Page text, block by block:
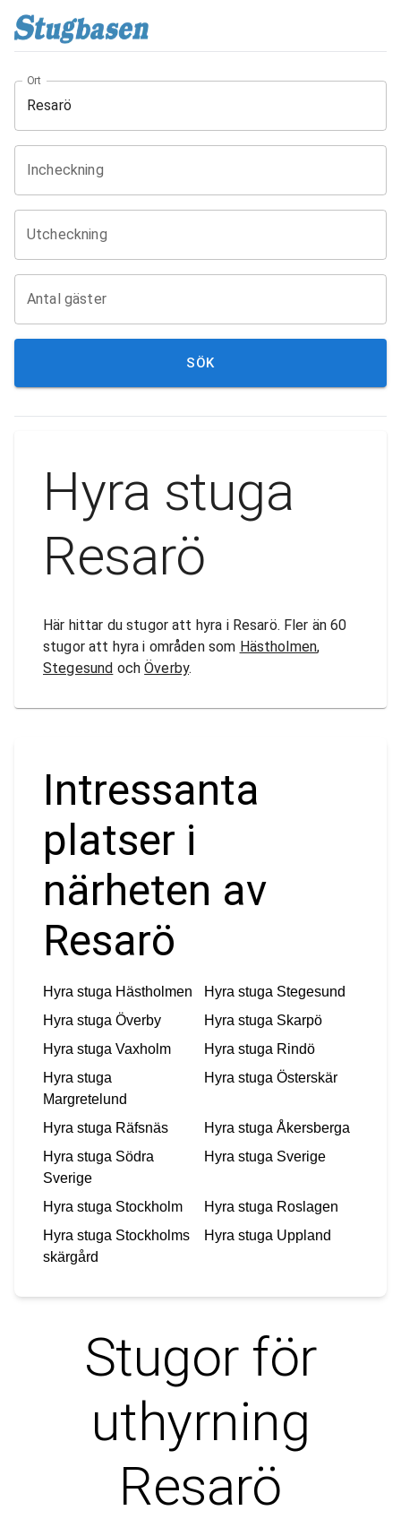
Ort
Incheckning
Utcheckning
Antal gäster
SÖK
Hyra stuga
Resarö
Här hittar du stugor att hyra i Resarö. Fler än 60
stugor att hyra i områden som Hästholmen,
Stegesund ochÖverby.
Intressanta
platser i
närheten av
Resarö
Hyra stuga Hästholmen Hyra stuga Stegesund
Hyra stuga Överby Hyra stuga Skarpö
Hyra stuga Vaxholm Hyra stuga Rindö
Hyra stuga
Margretelund
Hyra stuga Österskär
Hyra stuga Räfsnäs Hyra stuga Åkersberga
Hyra stuga Södra
Sverige
Hyra stuga Sverige
Hyra stuga Stockholm Hyra stuga Roslagen
Hyra stuga Stockholms
skärgård
Hyra stuga Uppland
Stugor för
uthyrning
Resarö